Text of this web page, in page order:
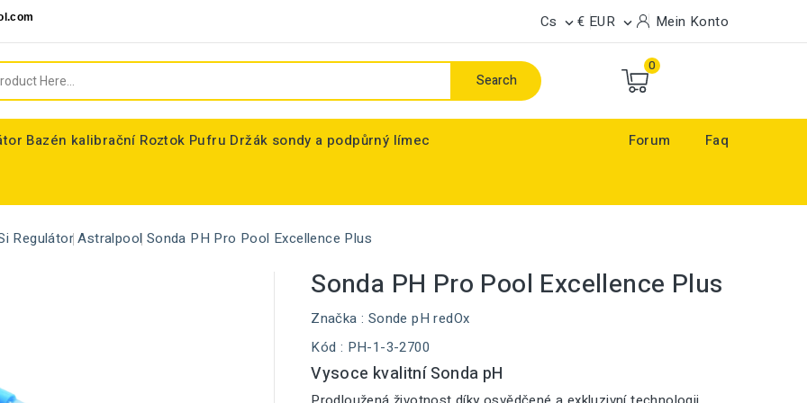
Cs € EUR  Mein Konto
Search
0
Bazén kalibrační Roztok Pufru Držák sondy a podpůrný límec Forum Faq
Regulátor Astralpool Sonda PH Pro Pool Excellence Plus
Sonda PH Pro Pool Excellence Plus
Značka : Sonde pH redOx
Kód : PH-1-3-2700
Vysoce kvalitní Sonda pH